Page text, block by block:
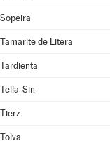
Sopeira
Tamarite de Litera
Tardienta
Tella-Sin
Tierz
Tolva